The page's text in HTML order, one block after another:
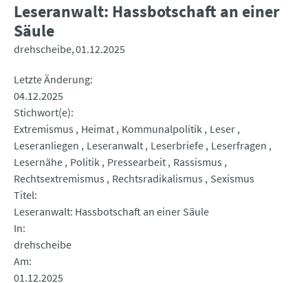
Leseranwalt: Hassbotschaft an einer
Säule
drehscheibe 01.12.2025
Letzte Änderung
04.12.2025
Stichwort(e)
Extremismus
Heimat Kommunalpolitik Leser
Leseranliegen
Leseranwalt Leserbriefe Leserfragen
Lesernähe Politik Pressearbeit Rassismus
Rechtsextremismus
Rechtsradikalismus
Sexismus
Titel
Leseranwalt: Hassbotschaft an einer Säule
In
drehscheibe
Am
01.12.2025